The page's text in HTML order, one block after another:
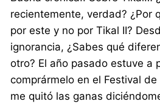
recientemente, verdad? ¿Por
por este y no por Tikal II?
ignorancia, ¿Sabes qué
otro? El año pasado estuve a
comprármelo en el Festival
me quitó las ganas